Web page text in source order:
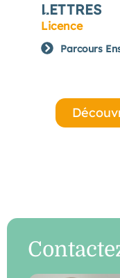
LETTRES
Licence
Parcours